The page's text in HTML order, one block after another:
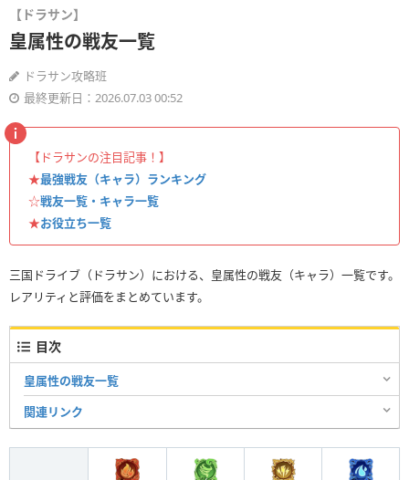
【ドラサン】
皇属性の戦友一覧
ドラサン攻略班
最終更新日：2026.07.03 00:52
【ドラサンの注目記事！】
★最強戦友（キャラ）ランキング
☆戦友一覧・キャラ一覧
★お役立ち一覧
三国ドライブ（ドラサン）における、皇属性の戦友（キャラ）一覧です。
レアリティと評価をまとめています。
目次
皇属性の戦友一覧
関連リンク